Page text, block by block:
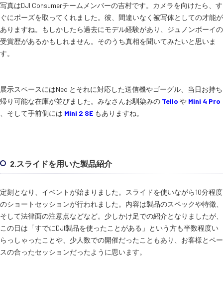
写真はDJI Consumerチームメンバーの吉村です。カメラを向けたら、す
ぐにポーズを取ってくれました。彼、間違いなく被写体としての才能が
ありますね。もしかしたら過去にモデル経験があり、ジュノンボーイの
受賞歴があるかもしれません。そのうち真相を聞いてみたいと思いま
す。
展示スペースにはNeo とそれに対応した送信機やゴーグル、当日お持ち
帰り可能な在庫が並びました。みなさんお馴染みの Tello や Mini 4 Pro
、そして手前側には Mini 2 SE もありますね。
2.スライドを用いた製品紹介
定刻となり、イベントが始まりました。スライドを使いながら10分程度
のショートセッションが行われました。内容は製品のスペックや特徴、
そして法律面の注意点などなど。少しかけ足での紹介となりましたが、
この日は「すでにDJI製品を使ったことがある」という方も半数程度い
らっしゃったことや、少人数での開催だったこともあり、お客様とペー
スの合ったセッションだったように思います。